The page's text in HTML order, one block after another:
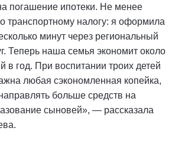
погашение ипотеки. Не менее
транспортному налогу: я оформила
минут через региональный
Теперь наша семья экономит около
в год. При воспитании троих детей
любая сэкономленная копейка,
больше средств на
сыновей», — рассказала